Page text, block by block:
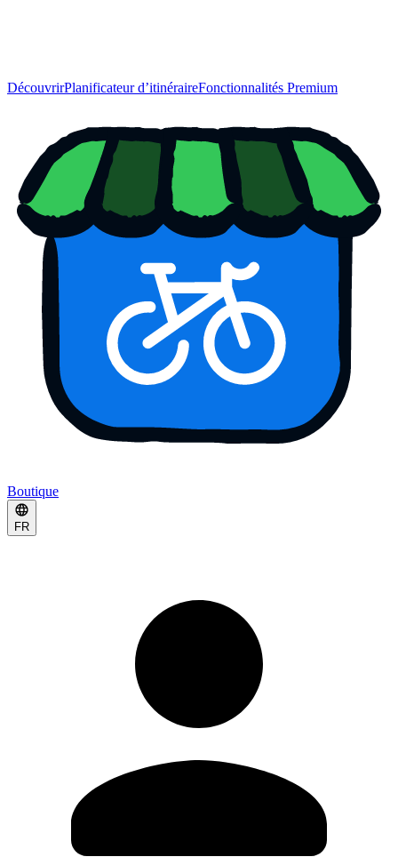
DécouvrirPlanificateur d’itinéraireFonctionnalités Premium
Boutique
FR